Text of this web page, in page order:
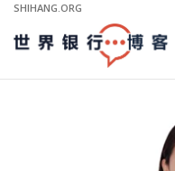
Skip
Main
Navigation
SHIHANG.ORG